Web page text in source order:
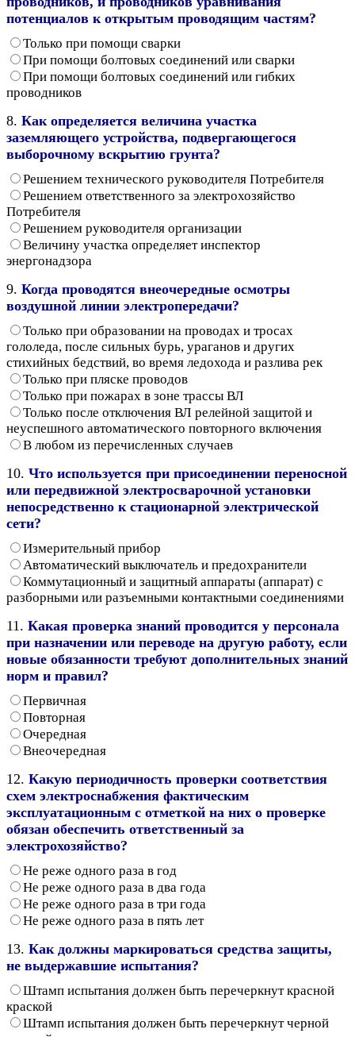
потенциалов к открытым проводящим частям?
Только при помощи сварки
При помощи болтовых соединений или сварки
При помощи болтовых соединений или гибких
проводников
8. Как определяется величина участка
заземляющего устройства, подвергающегося
выборочному вскрытию грунта?
Решением технического руководителя Потребителя
Решением ответственного за электрохозяйство
Потребителя
Решением руководителя организации
Величину участка определяет инспектор
энергонадзора
9. Когда проводятся внеочередные осмотры
воздушной линии электропередачи?
Только при образовании на проводах и тросах
гололеда, после сильных бурь, ураганов и других
стихийных бедствий, во время ледохода и разлива рек
Только при пляске проводов
Только при пожарах в зоне трассы ВЛ
Только после отключения ВЛ релейной защитой и
неуспешного автоматического повторного включения
В любом из перечисленных случаев
10. Что используется при присоединении переносной
или передвижной электросварочной установки
непосредственно к стационарной электрической
сети?
Измерительный прибор
Автоматический выключатель и предохранители
Коммутационный и защитный аппараты (аппарат) с
разборными или разъемными контактными соединениями
11. Какая проверка знаний проводится у персонала
при назначении или переводе на другую работу, если
новые обязанности требуют дополнительных знаний
норм и правил?
Первичная
Повторная
Очередная
Внеочередная
12. Какую периодичность проверки соответствия
схем электроснабжения фактическим
эксплуатационным с отметкой на них о проверке
обязан обеспечить ответственный за
электрохозяйство?
Не реже одного раза в год
Не реже одного раза в два года
Не реже одного раза в три года
Не реже одного раза в пять лет
13. Как должны маркироваться средства защиты,
не выдержавшие испытания?
Штамп испытания должен быть перечеркнут красной
краской
Штамп испытания должен быть перечеркнут черной